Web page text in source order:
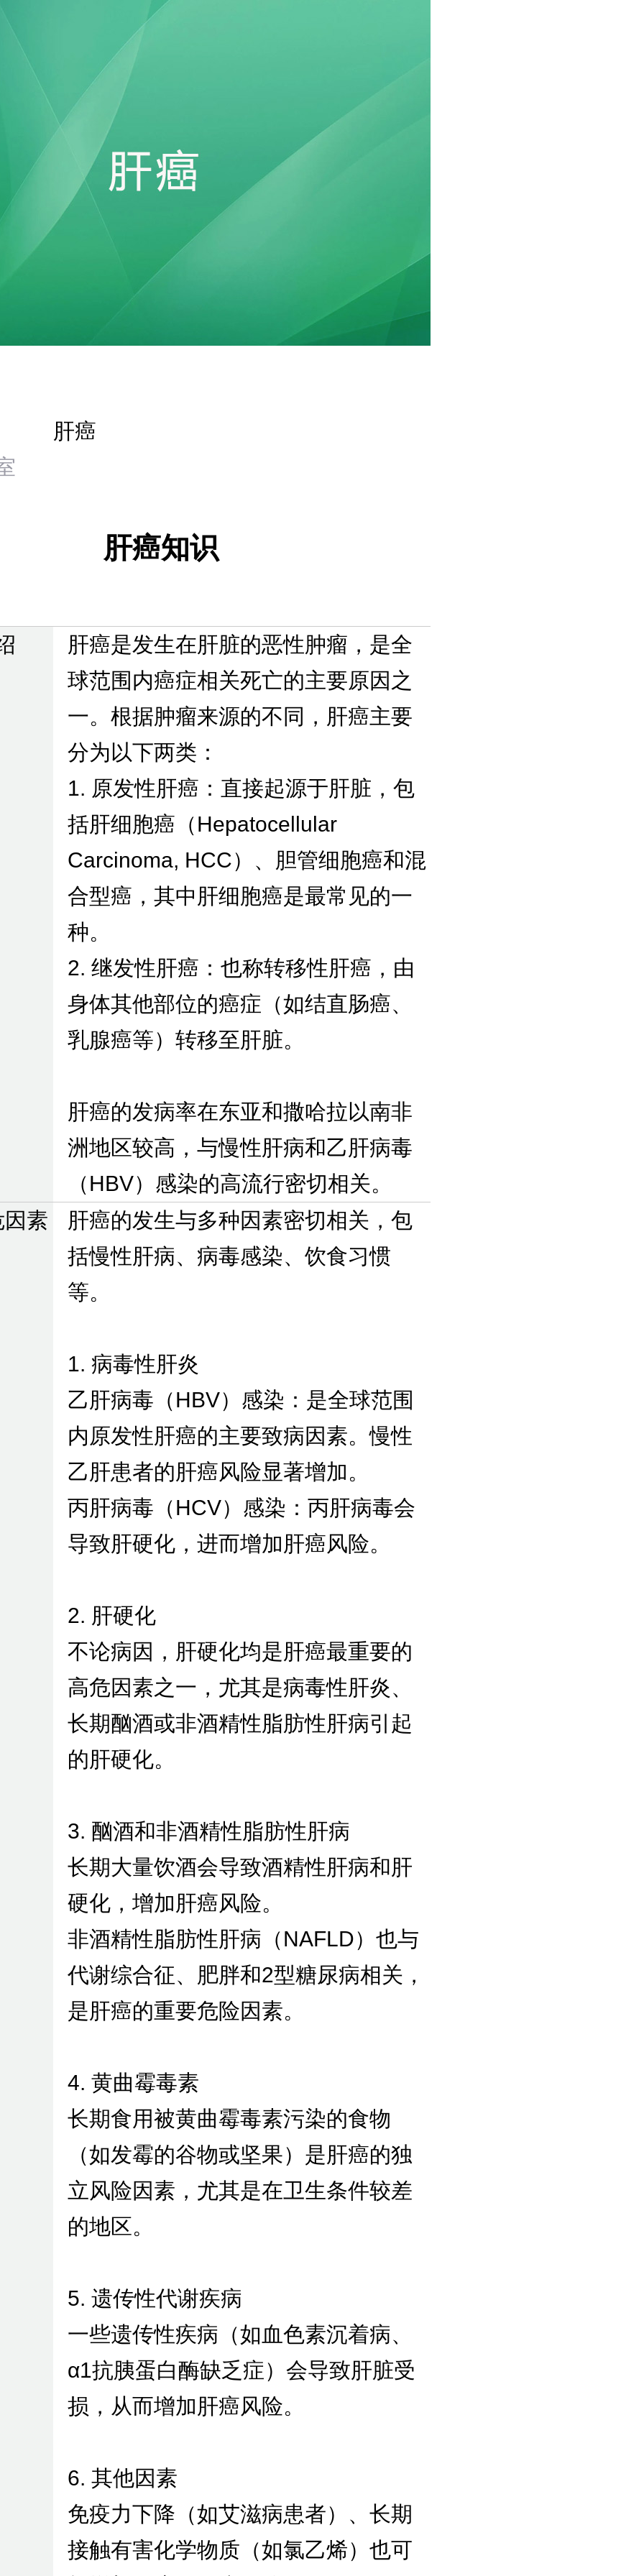
肝癌
肝癌知识
肝癌是发生在肝脏的恶性肿瘤，是全
球范围内癌症相关死亡的主要原因之
一。根据肿瘤来源的不同，肝癌主要
分为以下两类：
1. 原发性肝癌：直接起源于肝脏，包
括肝细胞癌（Hepatocellular
Carcinoma, HCC）、胆管细胞癌和混
合型癌，其中肝细胞癌是最常见的一
种。
2. 继发性肝癌：也称转移性肝癌，由
身体其他部位的癌症（如结直肠癌、
乳腺癌等）转移至肝脏。
肝癌的发病率在东亚和撒哈拉以南非
洲地区较高，与慢性肝病和乙肝病毒
（HBV）感染的高流行密切相关。
素
肝癌的发生与多种因素密切相关，包
括慢性肝病、病毒感染、饮食习惯
等。
1. 病毒性肝炎
乙肝病毒（HBV）感染：是全球范围
内原发性肝癌的主要致病因素。慢性
乙肝患者的肝癌风险显著增加。
丙肝病毒（HCV）感染：丙肝病毒会
导致肝硬化，进而增加肝癌风险。
2. 肝硬化
不论病因，肝硬化均是肝癌最重要的
高危因素之一，尤其是病毒性肝炎、
长期酗酒或非酒精性脂肪性肝病引起
的肝硬化。
3. 酗酒和非酒精性脂肪性肝病
长期大量饮酒会导致酒精性肝病和肝
硬化，增加肝癌风险。
非酒精性脂肪性肝病（NAFLD）也与
代谢综合征、肥胖和2型糖尿病相关，
是肝癌的重要危险因素。
4. 黄曲霉毒素
长期食用被黄曲霉毒素污染的食物
（如发霉的谷物或坚果）是肝癌的独
立风险因素，尤其是在卫生条件较差
的地区。
5. 遗传性代谢疾病
一些遗传性疾病（如血色素沉着病、
α1抗胰蛋白酶缺乏症）会导致肝脏受
损，从而增加肝癌风险。
6. 其他因素
免疫力下降（如艾滋病患者）、长期
接触有害化学物质（如氯乙烯）也可